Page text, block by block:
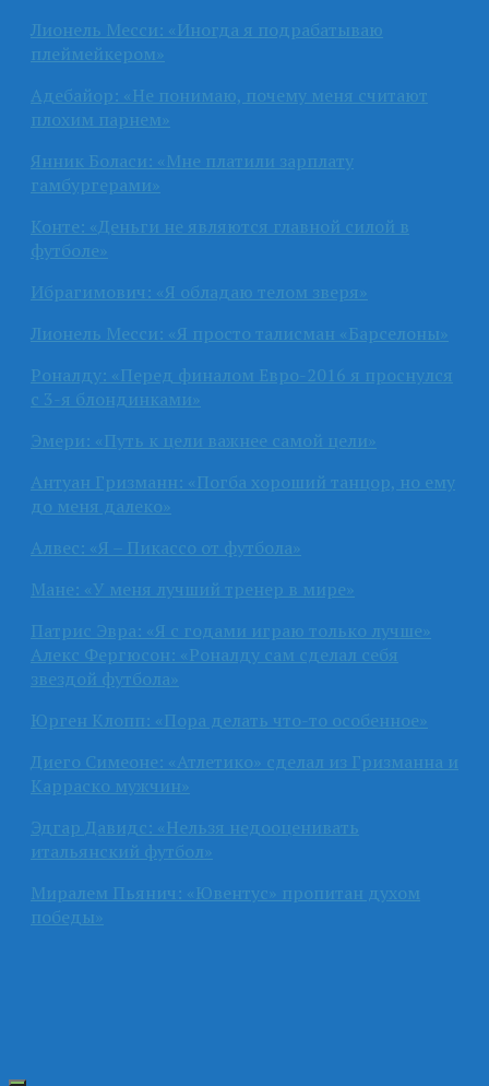
Лионель Месси: «Иногда я подрабатываю
плеймейкером»
Адебайор: «Не понимаю, почему меня считают
плохим парнем»
Янник Боласи: «Мне платили зарплату
гамбургерами»
Конте: «Деньги не являются главной силой в
футболе»
Ибрагимович: «Я обладаю телом зверя»
Лионель Месси: «Я просто талисман «Барселоны»
Роналду: «Перед финалом Евро-2016 я проснулся
с 3-я блондинками»
Эмери: «Путь к цели важнее самой цели»
Антуан Гризманн: «Погба хороший танцор, но ему
до меня далеко»
Алвес: «Я – Пикассо от футбола»
Мане: «У меня лучший тренер в мире»
Патрис Эвра: «Я с годами играю только лучше»
Алекс Фергюсон: «Роналду сам сделал себя
звездой футбола»
Юрген Клопп: «Пора делать что-то особенное»
Диего Симеоне: «Атлетико» сделал из Гризманна и
Карраско мужчин»
Эдгар Давидс: «Нельзя недооценивать
итальянский футбол»
Миралем Пьянич: «Ювентус» пропитан духом
победы»